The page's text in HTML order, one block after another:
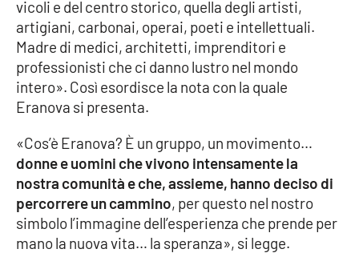
Politica
Sanità
Società
Sport
RUBRICHE
Good Morning Vietnam
vicoli e del centro storico, quella degli artisti,
artigiani, carbonai, operai, poeti e intellettuali.
Madre di medici, architetti, imprenditori e
professionisti che ci danno lustro nel mondo
intero». Così esordisce la nota con la quale
Eranova si presenta.
«Cos’è Eranova? È un gruppo, un movimento…
donne e uomini che vivono intensamente la
nostra comunità e che, assieme, hanno deciso di
percorrere un cammino, per questo nel nostro
simbolo l’immagine dell’esperienza che prende per
mano la nuova vita… la speranza», si legge.